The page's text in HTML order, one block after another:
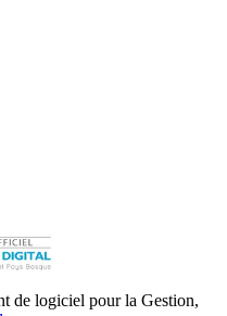
de logiciel pour la Gestion,